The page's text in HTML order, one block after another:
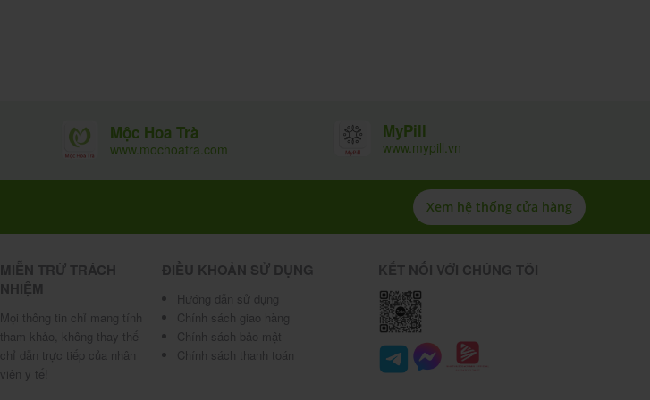
Mộc Hoa Trà
www.mochoatra.com
MyPill
www.mypill.vn
Xem hệ thống cửa hàng
MIỄN TRỪ TRÁCH
NHIỆM
Mọi thông tin chỉ mang tính
tham khảo, không thay thế
chỉ dẫn trực tiếp của nhân
viên y tế!
ĐIỀU KHOẢN SỬ DỤNG
Hướng dẫn sử dụng
Chính sách giao hàng
Chính sách bảo mật
Chính sách thanh toán
KẾT NỐI VỚI CHÚNG TÔI